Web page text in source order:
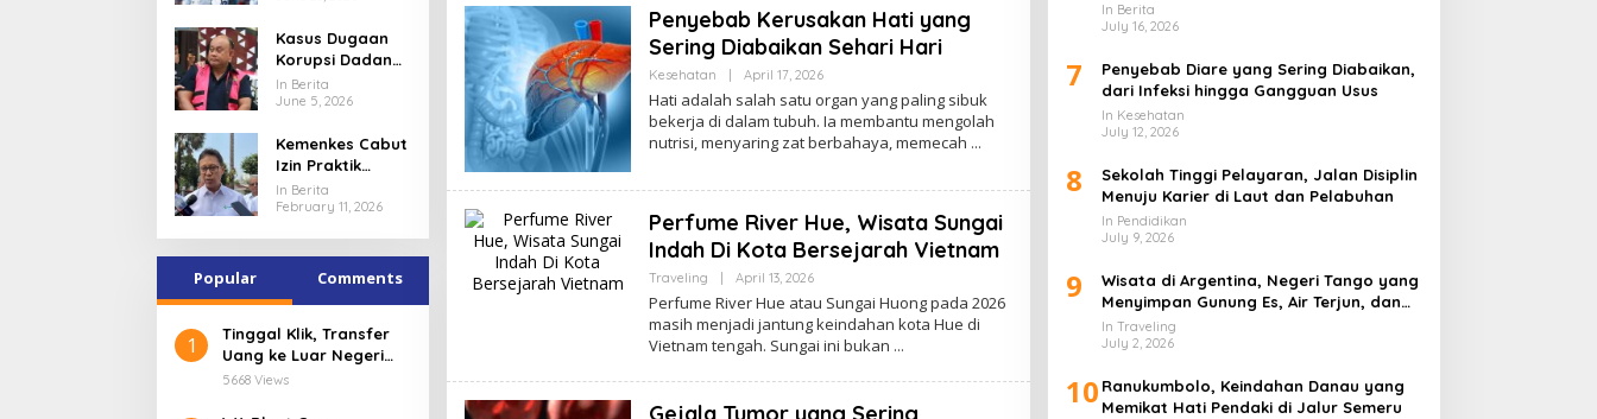
Kasus Dugaan
Korupsi Dadan
Hindayana
Mengguncang
Gizi Masuk
Pusaran Hukum
In Berita
June 5, 2026
Kemenkes Cabut
Izin Praktik
Dokter Terlibat
Kasus PPDS
In Berita
February 11, 2026
Popular Comments
1
Tinggal Klik, Transfer
Uang ke Luar Negeri
Pakai Aplikasi digibank
5668 Views
Penyebab Kerusakan Hati yang
Sering Diabaikan Sehari Hari
Kesehatan April 17, 2026By
Hati adalah salah satu organ yang paling sibuk
bekerja di dalam tubuh. Ia membantu mengolah
nutrisi, menyaring zat berbahaya, memecah
Perfume River Hue, Wisata Sungai
Indah Di Kota Bersejarah Vietnam
Traveling April 13, 2026By
Perfume River Hue atau Sungai Huong pada 2026
masih menjadi jantung keindahan kota Hue di
Vietnam tengah. Sungai ini bukan
In Berita
July 16, 2026
7
Penyebab Diare yang Sering Diabaikan,
dari Infeksi hingga Gangguan Usus
In Kesehatan
July 12, 2026
8
Sekolah Tinggi Pelayaran, Jalan Disiplin
Menuju Karier di Laut dan Pelabuhan
In Pendidikan
July 9, 2026
9
Wisata di Argentina, Negeri Tango yang
Menyimpan Gunung Es, Air Terjun, dan
Kota Penuh Warna
In Traveling
July 2, 2026
10 Ranukumbolo, Keindahan Danau yang
Memikat Hati Pendaki di Jalur Semeru